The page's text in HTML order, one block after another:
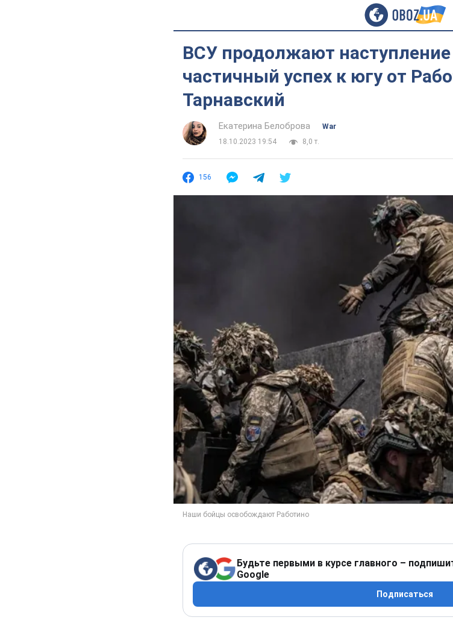
ВСУ продолжают
частичный успех к югу от
Тарнавский
Екатерина Белоброва
War
18.10.2023 19:54
8,0 т.
156
Будьте первыми в курсе главного –
Google
Подписаться